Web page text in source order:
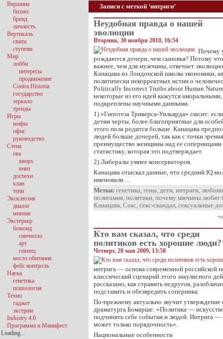
Записи с меткой ‘интриги’
Неудобная правда о нашей
эволюции
Вторник, 30 ноября 2010, 16:54
Почему
рождаются дочери, чем сыновья? Потому
важнее, чем для мужчины, отвечает
Канацава из Лондонской школы экономики,
политически некорректных истин о
Politically Incorrect Truths about Human
некоторые из его идей кажутся
подкреплены научными данными.
1) «Гипотеза Триверса-Уильярда» гласит:
детям черты, более благоприятные для
этого пола родится больше. Канацава
людей больше дочерей, так как с точки
преимущество женщины над ее
статистику, которая это подтверждает.
2) Либералы умнее консерваторов.
Канацава отыскал данные, что средний IQ
именовали …
Метки: генетика, гены, дети, интриги,
полигамия, политики, почему мжчины любят
Канацава, Секс, секс-скандал, сексуальные
Кто вам сказал, что среди
политиков есть хорошие люди?
Четверг, 28 мая 2009, 13:58
интрига — основа современной российской
классический сценарий этого закулисного
рассказано, как стравить недругов,
подставить и обезвредить соперника.
По-прежнему актуально звучит утверждение
драматурга Бомарше: «Политика —
подчинять себе события и людей. Интрига —
может только порядочность».
Национальные особенности
Вершина
бизнес
бренд
личность
Вертикаль
свита
ступени
Мир
лобби
интересы
продвижение
Contra Historia
государство
зеркало
тренды
Игры
мифы
офис
руководство
Стена
ева
вверх
вниз
доспехи
клан
тени
Эксклюзив
диалог
мнение
Экстерьер
бомонд
синчилло
арт
глянец
место обитания
фейс контроль
Наука
генетика
психология
Техно
гаджет
экстрим
Industry 4.0
Программа и Манифест
Loading...